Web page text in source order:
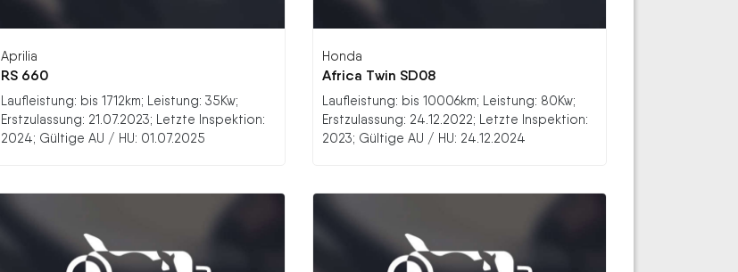
Aprilia
RS 660
Laufleistung: bis 1712km; Leistung: 35Kw;
Erstzulassung: 21.07.2023; Letzte Inspektion:
2024; Gültige AU / HU: 01.07.2025
Honda
Africa Twin SD08
Laufleistung: bis 10006km; Leistung: 80Kw;
Erstzulassung: 24.12.2022; Letzte Inspektion:
2023; Gültige AU / HU: 24.12.2024